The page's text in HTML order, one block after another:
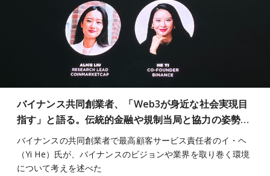
バイナンス共同創業者、「Web3が身近な社会実現目
指す」と語る。伝統的金融や規制当局と協力の姿勢…
バイナンスの共同創業者で最高顧客サービス責任者のイ・ヘ
（Yi He）氏が、バイナンスのビジョンや業界を取り巻く環境
について考えを述べた